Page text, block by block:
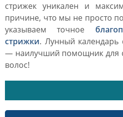
стрижек уникален и
причине, что мы не просто
указываем точное
стрижки. Лунный календарь
— наилучший помощник для
волос!